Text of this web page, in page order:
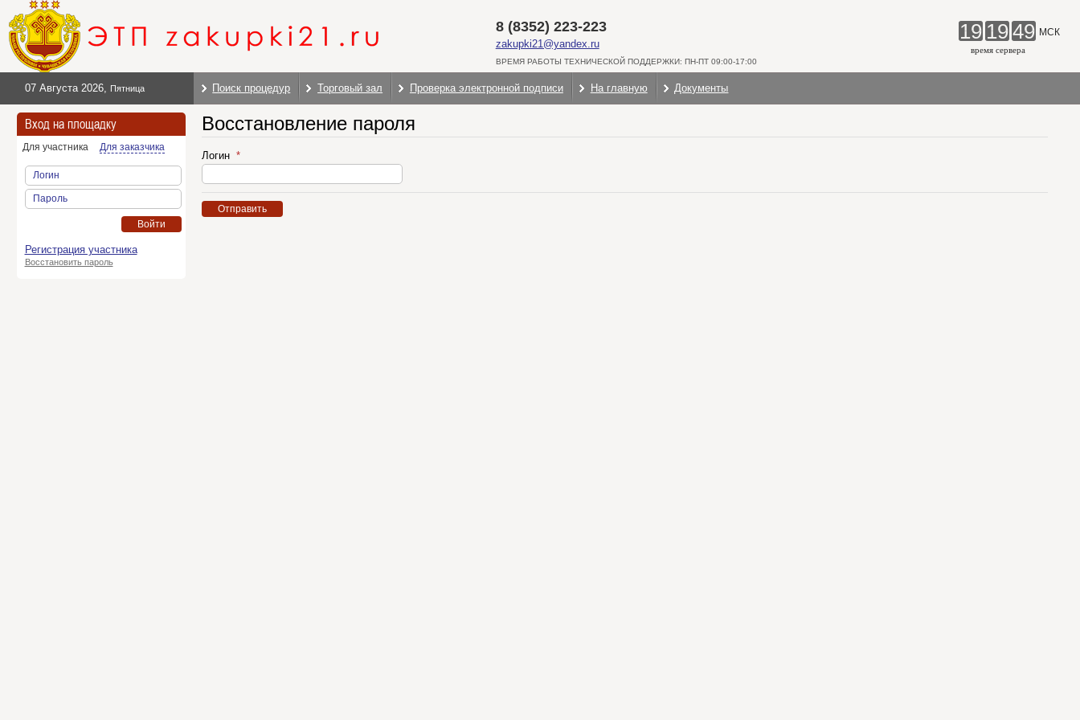
8 (8352) 223-223
zakupki21@yandex.ru
ВРЕМЯ РАБОТЫ ТЕХНИЧЕСКОЙ ПОДДЕРЖКИ: ПН-ПТ 09:00-17:00
19 1949 МСК
время сервера
07 Августа 2026, Пятница Поиск процедур Торговый зал Проверка электронной подписи На главную Документы
Вход на площадку
Для участника Для заказчика
Логин
Пароль
Войти
Регистрация участника
Восстановить пароль
Восстановление пароля
Логин
Отправить